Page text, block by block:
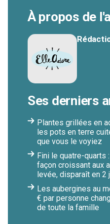
À propos de
Ses derniers
Plantes grillées en
les pots en terre
que vous le voyiez
Fini le quatre-quarts
façon croissant aux
levée, disparaît en 2
Les aubergines au
€ par personne
de toute la famille